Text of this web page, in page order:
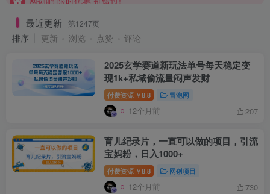
最近更新 第1247页
排序 更新 浏览 点赞 评论
2025玄学赛道新玩法单号每天稳定变
现1k+私域偷流量闷声发财
付费资源 ￥8.8 冒泡网
12个月前 207
育儿纪录片，一直可以做的项目，引流
宝妈粉，日入1000+
付费资源 ￥8.8 网创项目
12个月前 730